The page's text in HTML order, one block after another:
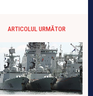
ARTICOLUL URMĂTOR